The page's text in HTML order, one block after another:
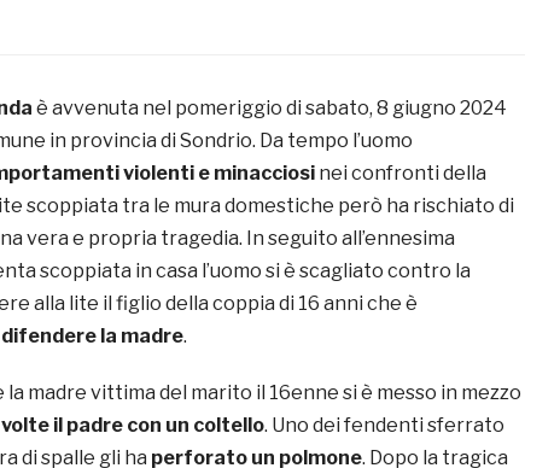
è avvenuta nel pomeriggio di sabato, 8 giugno 2024
in provincia di Sondrio. Da tempo l’uomo
violenti e minacciosi nei confronti della
scoppiata tra le mura domestiche però ha rischiato di
vera e propria tragedia. In seguito all’ennesima
scoppiata in casa l’uomo si è scagliato contro la
alla lite il figlio della coppia di 16 anni che è
difendere la madre.
madre vittima del marito il 16enne si è messo in mezzo
il padre con un coltello. Uno dei fendenti sferrato
di spalle gli ha perforato un polmone. Dopo la tragica